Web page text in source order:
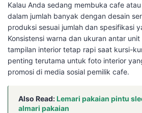
Kalau Anda sedang membuka cafe
dalam jumlah banyak dengan desain
produksi sesuai jumlah dan spesifikasi
Konsistensi warna dan ukuran antar
tampilan interior tetap rapi saat kursi-
penting terutama untuk foto interior
promosi di media sosial pemilik cafe.
Also Read:Lemari pakaian pintu
almari pakaian